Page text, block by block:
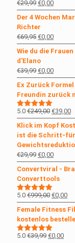
€29,99
Preis
war:
€29,99
€0,00Aktueller
Preis
ist:
Der 4 Wochen
Richter
€69,95
Preis
war:
€69,95
€0,00Aktueller
Preis
ist:
Wie du die
d'Elano
€39,99
Preis
war:
€39,99
€0,00Aktueller
Preis
ist:
€0,00.
Ex Zurück Formel
Freundin zurück
Bewertet
mit5.00
von 5
5.0 €249,00
Preis
war:
€249,00
€39,00
Klick im Kopf
ist die Schritt-
€29,99
Preis
war:
€29,99
€0,00Aktueller
Preis
ist:
€0,00.
Convertviral -
Converttools
Bewertet
mit5.00
von 5
5.0 €999,00
Preis
war:
€999,00
€0,00
ist:
Female Fitness
kostenlos
Bewertet
5.0 €39,99 €0,00